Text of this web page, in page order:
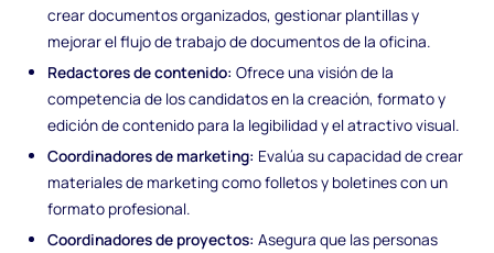
crear documentos organizados, gestionar plantillas y
mejorar el flujo de trabajo de documentos de la oficina.
Redactores de contenido: Ofrece una visión de la
competencia de los candidatos en la creación, formato y
edición de contenido para la legibilidad y el atractivo visual.
Coordinadores de marketing: Evalúa su capacidad de crear
materiales de marketing como folletos y boletines con un
formato profesional.
Coordinadores de proyectos: Asegura que las personas